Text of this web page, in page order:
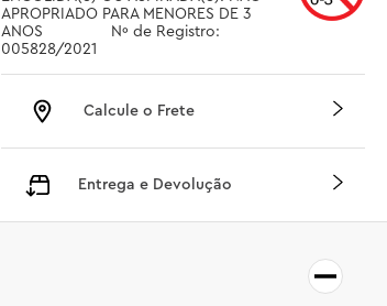
APROPRIADO PARA MENORES DE 3
ANOS		 Nº de Registro:
005828/2021
Calcule o Frete
Entrega e Devolução